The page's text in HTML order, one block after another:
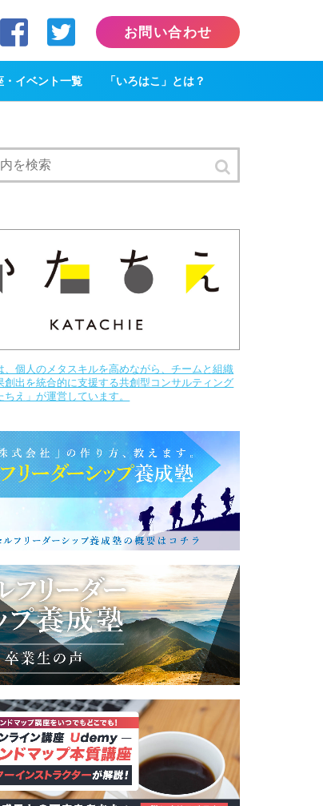
お問い合わせ
・イベント一覧 「いろはこ」とは？
、個人のメタスキルを高めながら、チームと組織
創出を統合的に支援する共創型コンサルティング
ちえ」が運営しています。